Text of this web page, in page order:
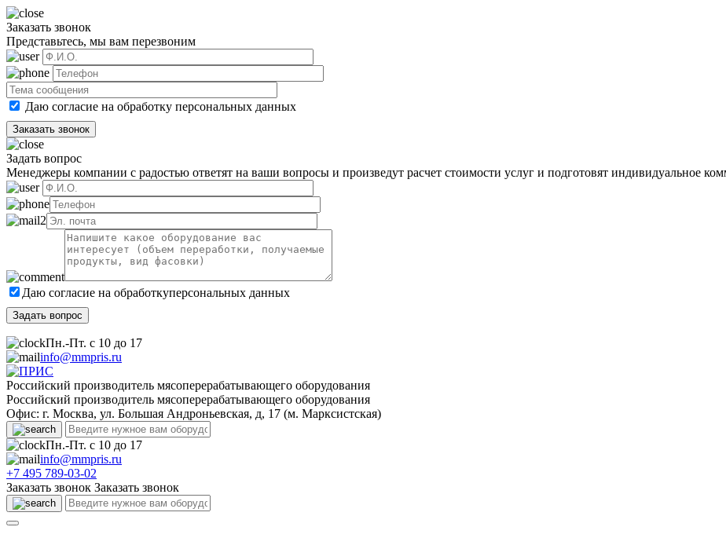
Заказать звонок
Представьтесь, мы вам перезвоним
Даю согласие на обработку персональных данных
Задать вопрос
Менеджеры компании с радостью ответят на ваши вопросы и произведут расчет стоимости услуг и подготовят индивидуальное
Даю согласие на обработкуперсональных данных
Пн.-Пт. с 10 до 17
info@mmpris.ru
Российский производитель мясоперерабатывающего оборудования
Российский производитель мясоперерабатывающего оборудования
Офис: г. Москва, ул. Большая Андроньевская, д, 17 (м. Марксистская)
Пн.-Пт. с 10 до 17
info@mmpris.ru
+7 495 789-03-02
Заказать звонок Заказать звонок